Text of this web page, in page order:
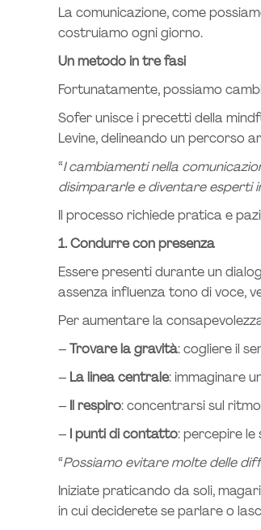
La comunicazione, come
costruiamo ogni giorno.
Un metodo in tre fasi
Fortunatamente, possiamo
Sofer unisce i precetti della
Levine, delineando un percorso
“I cambiamenti nella
disimpararle e diventare esperti
Il processo richiede pratica e
1. Condurre con presenza
Essere presenti durante un
assenza influenza tono di voce,
Per aumentare la
– Trovare la gravità: cogliere il
– La linea centrale: immaginare
– Il respiro: concentrarsi sul
– I punti di contatto: percepire le
“Possiamo evitare molte delle
Iniziate praticando da soli,
in cui deciderete se parlare o